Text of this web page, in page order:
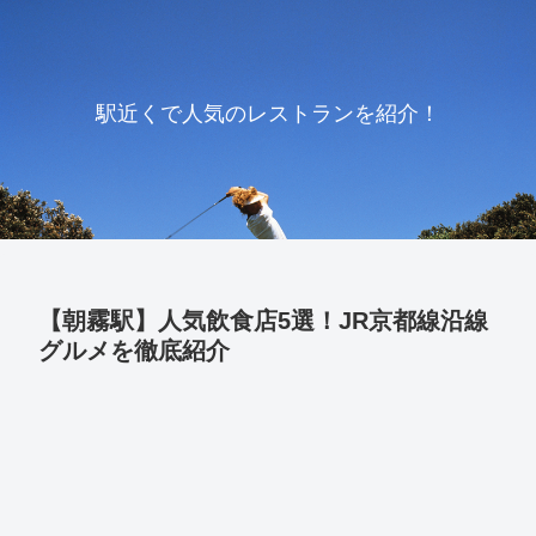
駅近くで人気のレストランを紹介！
【朝霧駅】人気飲食店5選！JR京都線沿線
グルメを徹底紹介